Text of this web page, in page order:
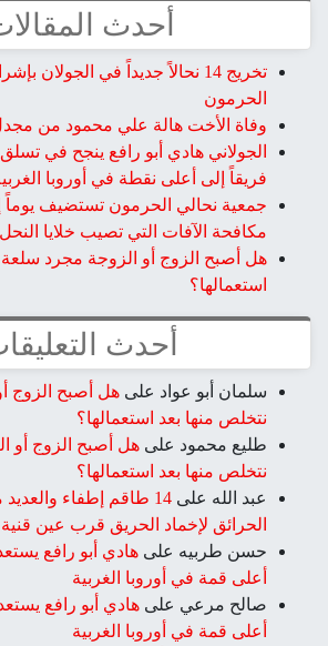
أحدث
تخريج 14 نحالاً جديداً في
الحرمون
وفاة الأخت هالة علي محمود من
الجولاني هادي أبو رافع ينجح في
فريقاً إلى أعلى نقطة في أوروبا
جمعية نحالي الحرمون تستضيف يوماً
مكافحة الآفات التي تصيب خلايا النحل
هل أصبح الزوج أو الزوجة مجرد سلعة
استعمالها؟
أحدث
سلمان أبو عواد على هل أصبح الزوج
نتخلص منها بعد استعمالها؟
طليع محمود على هل أصبح الزوج أو
نتخلص منها بعد استعمالها؟
عبد الله على
14 طاقم إطفاء
الحرائق لإخماد الحريق قرب عين قنية
حسن طربيه على هادي أبو رافع
أعلى قمة في أوروبا الغربية
صالح مرعي على هادي أبو رافع
أعلى قمة في أوروبا الغربية